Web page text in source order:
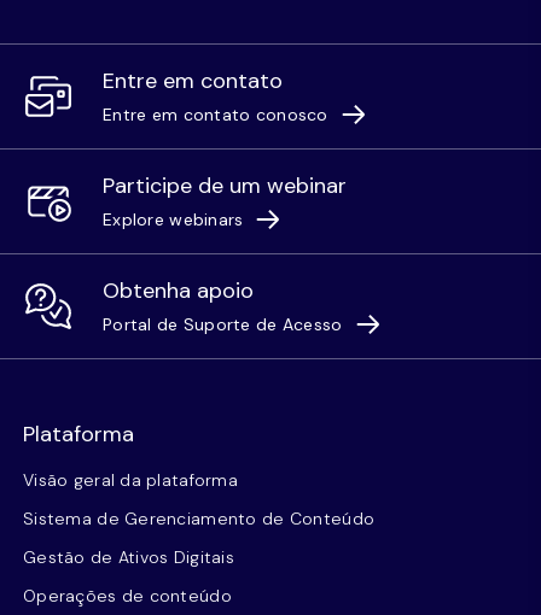
Entre em contato
Entre em contato conosco
Participe de um webinar
Explore webinars
Obtenha apoio
Portal de Suporte de Acesso
Plataforma
Visão geral da plataforma
Sistema de Gerenciamento de Conteúdo
Gestão de Ativos Digitais
Operações de conteúdo